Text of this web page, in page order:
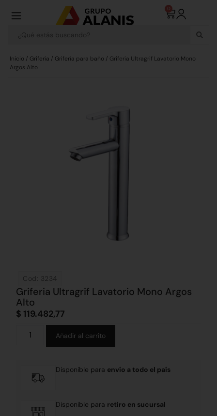
0
Inicio / Grifería / Grifería para baño / Griferia Ultragrif Lavatorio Mono
Argos Alto
Cod: 3234
Griferia Ultragrif Lavatorio Mono Argos
Alto
$ 119.482,77
Añadir al carrito
Disponible para envío a todo el país
Disponible para retiro en sucursal